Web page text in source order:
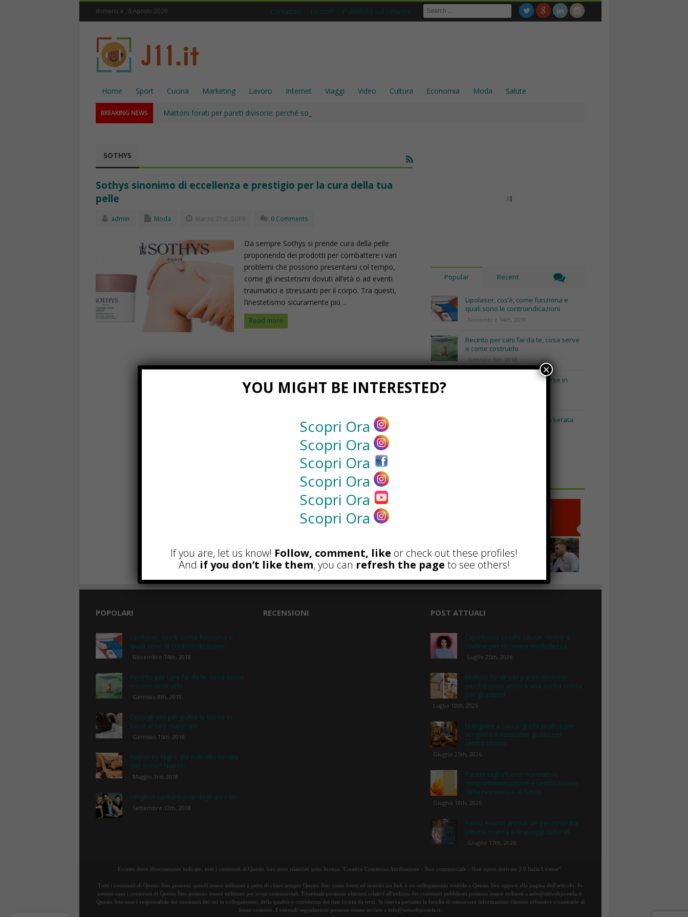
domenica , 9 Agosto 2026 Contattaci Lo staff Pubblicità sul network
Home Sport Cucina Marketing Lavoro Internet Viaggi Video Cultura Economia Moda Salute
BREAKING NEWS Mattoni forati per pareti divisorie: perché sono ancora una scelta solida per gli inte_
SOTHYS
Sothys sinonimo di eccellenza e prestigio per la cura della tua
pelle
admin Moda Marzo 21st, 2019 0 Comments
Da sempre Sothys si prende cura della pelle
proponendo dei prodotti per combattere i vari
problemi che possono presentarsi col tempo,
come gli inestetismi dovuti all’età o ad eventi
traumatici e stressanti per il corpo. Tra questi,
l’inestetismo sicuramente più ...
Read more
Popular Recent
Lipolaser, cos’è, come funziona e
quali sono le controindicazioni
Novembre 14th, 2018
Recinto per cani fai da te, cosa serve
e come costruirlo
Gennaio 8th, 2018
Consigli utili per pulire le borse in
Napoli by Night: dai pub alla serata
POPOLARI
Lipolaser, cos’è, come funziona e
quali sono le controindicazioni
Novembre 14th, 2018
Recinto per cani fai da te, cosa serve
e come costruirlo
Gennaio 8th, 2018
Consigli utili per pulire le borse in
base al loro materiale
Gennaio 15th, 2018
Napoli by Night: dai pub alla serata
con escort Napoli.
Maggio 3rd, 2018
I migliori cantanti pop degli anni 90
Settembre 12th, 2018
RECENSIONI POST ATTUALI
Capelli ricci secchi: cause, rimedi e
routine per ritrovare morbidezza
Luglio 25th, 2026
Mattoni forati per pareti divisorie:
perché sono ancora una scelta solida
per gli interni
Luglio 10th, 2026
Mangiare a Lucca: guida pratica per
scegliere il ristorante giusto nel
centro storico
Giugno 25th, 2026
Parete tagliafuoco: normativa,
compartimentazione e certificazione
della resistenza al fuoco
Giugno 18th, 2026
Paolo Avanzi artista: un percorso tra
pittura, ricerca e linguaggi culturali
Giugno 17th, 2026
Eccetto dove diversamente indicato, tutti i contenuti di Questo Sito sono rilasciati sotto licenza "Creative Commons Attribuzione - Non commerciale - Non opere derivate 3.0 Italia License".
Tutti i contenuti di Questo Sito possono quindi essere utilizzati a patto di citare sempre Questo Sito come fonte ed inserire un link o un collegamento visibile a Questo Sito oppure alla pagina dell'articolo. In
nessun caso i contenuti di Questo Sito possono essere utilizzati per scopi commerciali. Eventuali permessi ulteriori relativi all'utilizzo dei contenuti pubblicati possono essere richiesti a info@sitiwebjoomla.it.
Questo Sito non è responsabile dei contenuti dei siti in collegamento, della qualità o correttezza dei dati forniti da terzi. Si riserva pertanto la facoltà di rimuovere informazioni ritenute offensive o contrarie al
buon costume. Eventuali segnalazioni possono essere inviate a info@sitiwebjoomla.it.
YOU MIGHT BE INTERESTED?
Scopri Ora
Scopri Ora
Scopri Ora
Scopri Ora
Scopri Ora
Scopri Ora
If you are, let us know! Follow, comment, like or check out these profiles!
And if you don’t like them, you can refresh the page to see others!
×